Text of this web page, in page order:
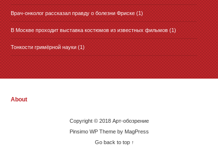
Врач-онколог рассказал правду о болезни Фриске (1)
В Москве проходит выставка костюмов из известных фильмов (1)
Тонкости гримёрной науки (1)
About
Copyright © 2018 Арт-обозрение
Pinsimo WP Theme by MagPress
Go back to top ↑